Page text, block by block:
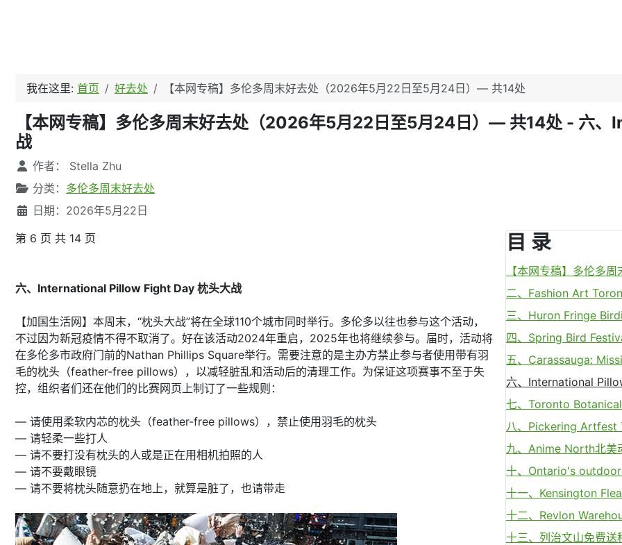
我在这里: 首页 好去处 【本网专稿】多伦多周末好去处（2026年5月22日至5月24日）— 共14处
【本网专稿】多伦多周末好去处（2026年5月22日至5月24日）— 共14处 - 六
战
文章信息
作者： Stella Zhu
分类： 多伦多周末好去处
日期：2026年5月22日
目 录
【本网专稿】多伦多
二、Fashion Art
三、Huron Fringe
四、Spring Bird
五、Carassauga:
六、International
七、Toronto
八、Pickering Artfest
九、Anime North北美
十、Ontario's
十一、Kensington Flea
十二、Revlon
十三、列治文山免费送
第 6 页 共 14 页
六、International Pillow Fight Day 枕头大战
【加国生活网】本周末，“枕头大战”将在全球110个城市同时举行。多伦多以往也参与这个活动，
不过因为新冠疫情不得不取消了。好在该活动2024年重启，2025年也将继续参与。届时，活动将
在多伦多市政府门前的Nathan Phillips Square举行。需要注意的是主办方禁止参与者使用带有羽
毛的枕头（feather-free pillows），以减轻脏乱和活动后的清理工作。为保证这项赛事不至于失
控，组织者们还在他们的比赛网页上制订了一些规则：
— 请使用柔软内芯的枕头（feather-free pillows），禁止使用羽毛的枕头
— 请轻柔一些打人
— 请不要打没有枕头的人或是正在用相机拍照的人
— 请不要戴眼镜
— 请不要将枕头随意扔在地上，就算是脏了，也请带走